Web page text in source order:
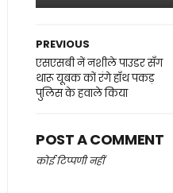
PREVIOUS
एसएसबी नें नशीले पाउडर सँग
थारू यूबक कों रंगे हाँथ पकड़
पुलिस के हवाले किया
POST A COMMENT
कोई टिप्पणी नहीं